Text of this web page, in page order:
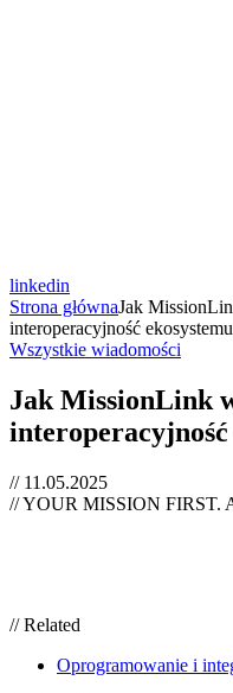
linkedin
Strona głównaJak
interoperacyjność
Wszystkie wiadomości
Jak MissionLink
// 11.05.2025
// YOUR MISSION FIRST.
// Related
Oprogramowanie i